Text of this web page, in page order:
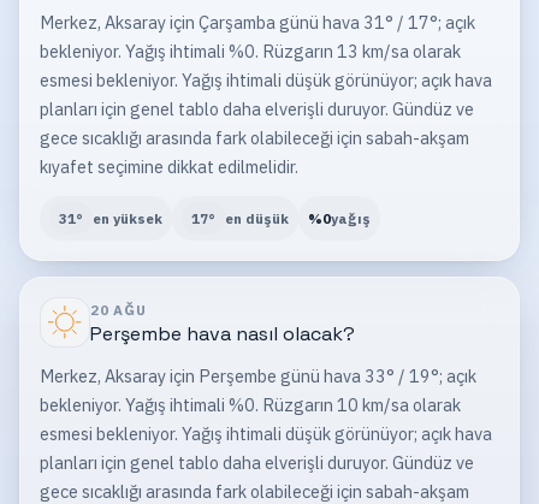
Merkez, Aksaray için Çarşamba günü hava 31° / 17°; açık
bekleniyor. Yağış ihtimali %0. Rüzgarın 13 km/sa olarak
esmesi bekleniyor. Yağış ihtimali düşük görünüyor; açık hava
planları için genel tablo daha elverişli duruyor. Gündüz ve
gece sıcaklığı arasında fark olabileceği için sabah-akşam
kıyafet seçimine dikkat edilmelidir.
31° en yüksek 17° en düşük %0yağış
20 AĞU
Perşembe hava nasıl olacak?
Merkez, Aksaray için Perşembe günü hava 33° / 19°; açık
bekleniyor. Yağış ihtimali %0. Rüzgarın 10 km/sa olarak
esmesi bekleniyor. Yağış ihtimali düşük görünüyor; açık hava
planları için genel tablo daha elverişli duruyor. Gündüz ve
gece sıcaklığı arasında fark olabileceği için sabah-akşam